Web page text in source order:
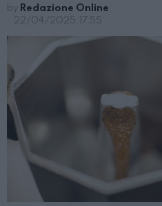
by Redazione Online
22/04/2025, 17:55